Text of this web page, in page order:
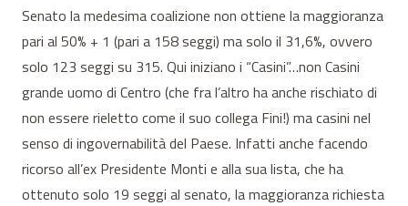
Senato la medesima coalizione non ottiene la maggioranza
pari al 50% + 1 (pari a 158 seggi) ma solo il 31,6%, ovvero
solo 123 seggi su 315. Qui iniziano i “Casini”…non Casini
grande uomo di Centro (che fra l’altro ha anche rischiato di
non essere rieletto come il suo collega Fini!) ma casini nel
senso di ingovernabilità del Paese. Infatti anche facendo
ricorso all’ex Presidente Monti e alla sua lista, che ha
ottenuto solo 19 seggi al senato, la maggioranza richiesta